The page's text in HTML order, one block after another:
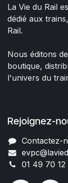
La Vie du Rail
dédié aux
Rail.
Nous éditons
boutique,
l'univers du
Rejoignez-
Contactez-
01 49 70 12